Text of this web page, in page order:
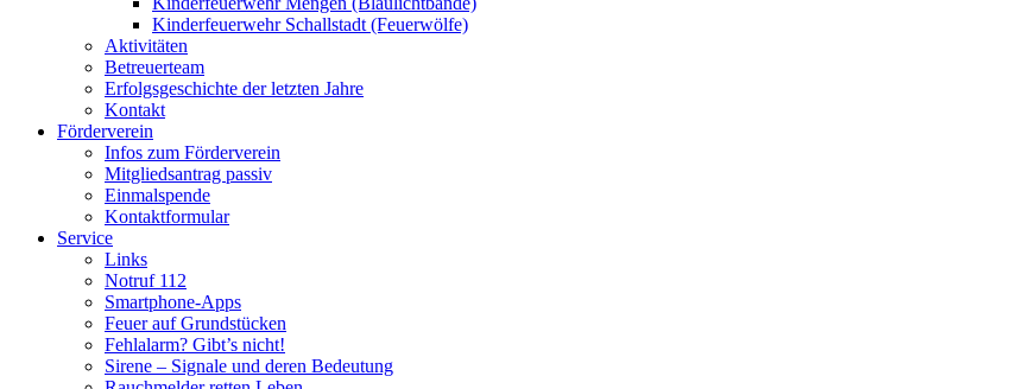
Kinderfeuerwehr Schallstadt (Feuerwölfe)
Aktivitäten
Betreuerteam
Erfolgsgeschichte der letzten Jahre
Kontakt
Förderverein
Infos zum Förderverein
Mitgliedsantrag passiv
Einmalspende
Kontaktformular
Service
Links
Notruf 112
Smartphone-Apps
Feuer auf Grundstücken
Fehlalarm? Gibt’s nicht!
Sirene – Signale und deren Bedeutung